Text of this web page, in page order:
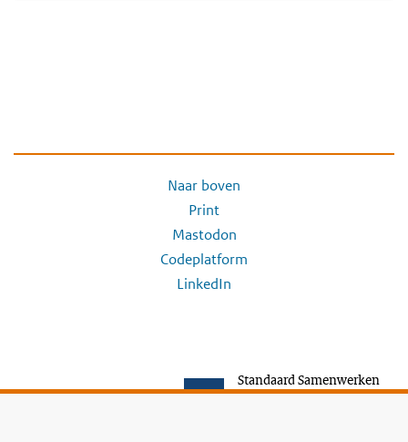
Naar boven
Print
Mastodon
Codeplatform
LinkedIn
Standaard Samenwerken